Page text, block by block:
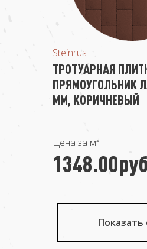
Steinrus
ТРОТУАРНАЯ
ПРЯМОУГОЛЬНИК
ММ, КОРИЧНЕВЫЙ
Цена за м²